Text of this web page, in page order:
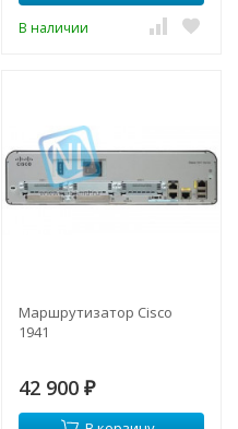
В наличии
Маршрутизатор Cisco
1941
42 900 ₽